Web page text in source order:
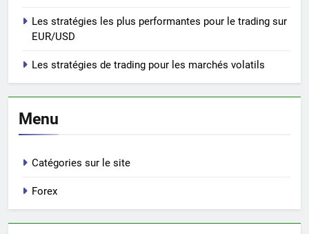
Les stratégies les plus performantes pour le trading sur
EUR/USD
Les stratégies de trading pour les marchés volatils
Menu
Catégories sur le site
Forex